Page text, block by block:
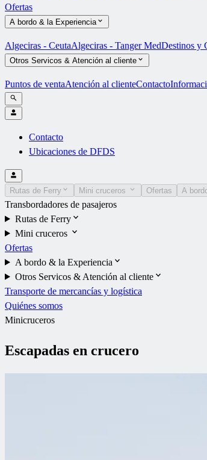
Ofertas
A bordo & la Experiencia
Algeciras - CeutaAlgeciras - Tanger MedDestinos y
Otros Servicos & Atención al cliente
Puntos de ventaAtención al clienteContacto
Contacto
Ubicaciones de DFDS
Rutas de Ferry Mini cruceros Ofertas A
Transbordadores de pasajeros
Rutas de Ferry
Mini cruceros
Ofertas
A bordo & la Experiencia
Otros Servicos & Atención al cliente
Transporte de mercancías y logística
Quiénes somos
Minicruceros
Escapadas en crucero